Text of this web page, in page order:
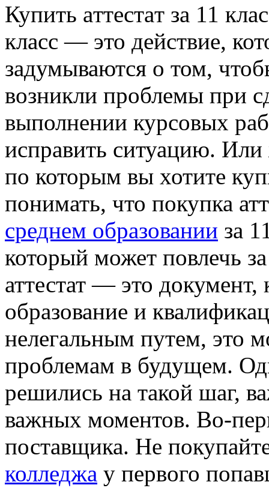
Купить aттeстaт зa 11
класс — это действие,
задумываются о том,
возникли проблемы при
выполнении курсовых
исправить ситуацию.
по которым вы хотите
понимать, что покупка
среднем образовании за
который может повлечь
аттестат — это
образование и
нелегальным путем, это
проблемам в будущем.
решились на такой шаг,
важных моментов. Во-
поставщика. Не
колледжа у первого